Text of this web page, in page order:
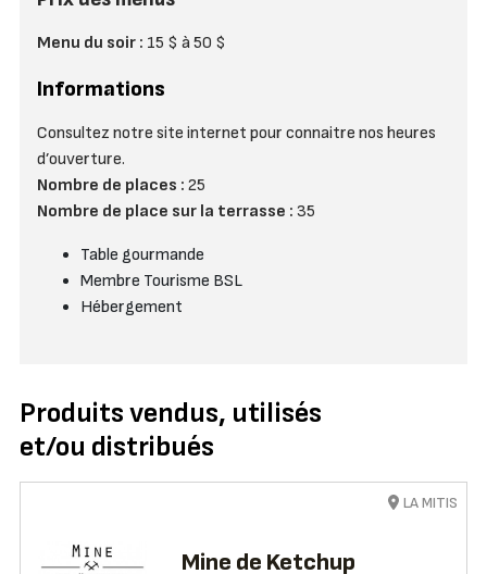
Menu du soir : 15 $ à 50 $
Informations
Consultez notre site internet pour connaitre nos heures
d’ouverture.
Nombre de places : 25
Nombre de place sur la terrasse : 35
Table gourmande
Membre Tourisme BSL
Hébergement
Produits vendus, utilisés
et/ou distribués
Mine de Ketchup
LA MITIS